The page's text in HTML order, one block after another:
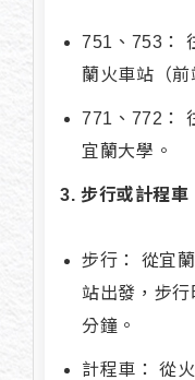
751、753：
蘭火車站（前
771、772：
宜蘭大學。
3. 步行或計程車
步行： 從宜
站出發，步
分鐘。
計程車： 從